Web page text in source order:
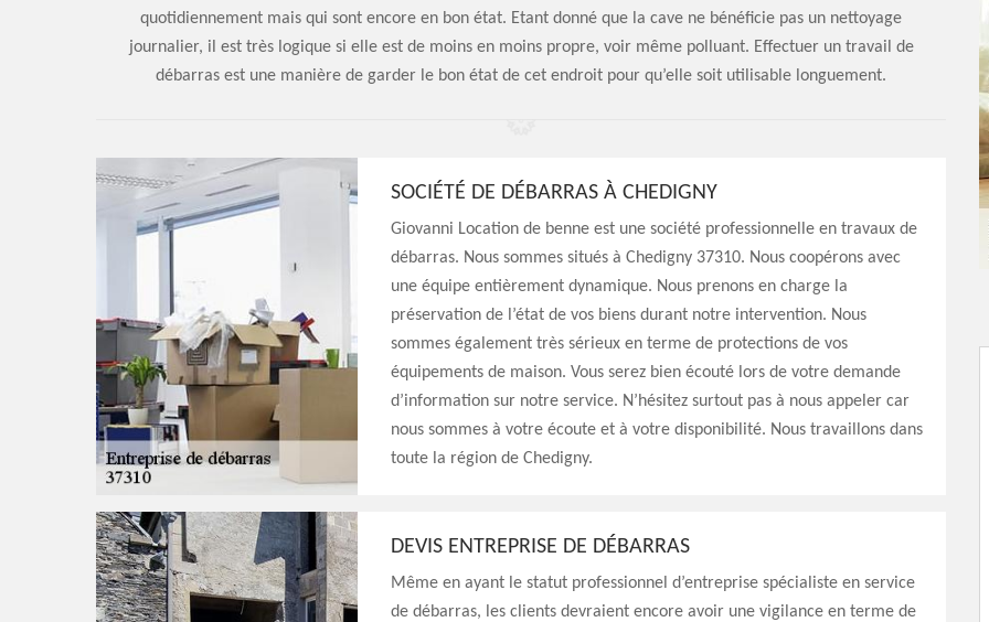
quotidiennement mais qui sont encore en bon état. Etant donné que la cave ne bénéficie pas un nettoyage
journalier, il est très logique si elle est de moins en moins propre, voir même polluant. Effectuer un travail de
débarras est une manière de garder le bon état de cet endroit pour qu’elle soit utilisable longuement.
SOCIÉTÉ DE DÉBARRAS À CHEDIGNY
Giovanni Location de benne est une société professionnelle en travaux de
débarras. Nous sommes situés à Chedigny 37310. Nous coopérons avec
une équipe entièrement dynamique. Nous prenons en charge la
préservation de l’état de vos biens durant notre intervention. Nous
sommes également très sérieux en terme de protections de vos
équipements de maison. Vous serez bien écouté lors de votre demande
d’information sur notre service. N’hésitez surtout pas à nous appeler car
nous sommes à votre écoute et à votre disponibilité. Nous travaillons dans
toute la région de Chedigny.
DEVIS ENTREPRISE DE DÉBARRAS
Même en ayant le statut professionnel d’entreprise spécialiste en service
de débarras, les clients devraient encore avoir une vigilance en terme de